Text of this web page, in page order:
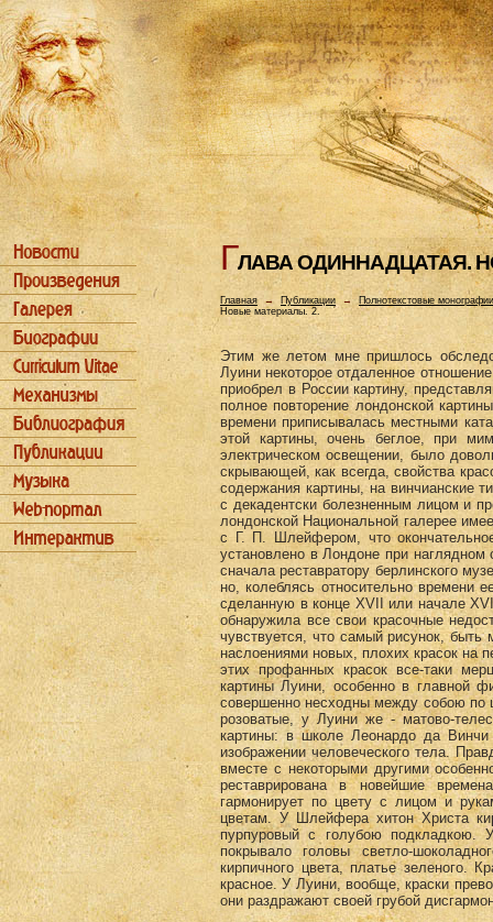
ГЛАВА ОДИHHАДЦАТАЯ.
Главная→ Публикации → Полнотекстовые монографии
Новые материалы. 2.
Этим же летом мне пришлось
Луини некоторое отдаленное
приобрел в России картину,
полное повторение лондонской
времени приписывалась местными
этой картины, очень беглое, при
электрическом освещении, было
скрывающей, как всегда, свойства
содержания картины, на винчианские
с декадентски болезненным лицом и
лондонской Национальной галерее
с Г. П. Шлейфером, что
установлено в Лондоне при наглядном
сначала реставратору берлинского
но, колеблясь относительно времени
сделанную в конце XVII или начале
обнаружила все свои красочные
чувствуется, что самый рисунок,
наслоениями новых, плохих красок на
этих профанных красок все-таки
картины Луини, особенно в главной
совершенно несходны между собою по
розоватые, у Луини же - матово-
картины: в школе Леонардо да Винчи
изображении человеческого тела.
вместе с некоторыми другими
реставрирована в новейшие
гармонирует по цвету с лицом и
цветам. У Шлейфера хитон Христа
пурпуровый с голубою подкладкою.
покрывало головы светло-
кирпичного цвета, платье зеленого.
красное. У Луини, вообще, краски
они раздражают своей грубой